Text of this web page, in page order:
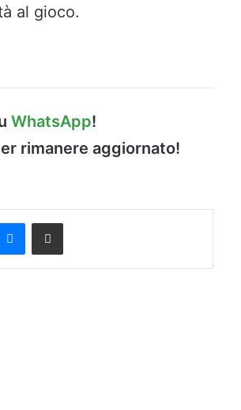
al gioco.
WhatsApp!
rimanere aggiornato!
Messenger
Condividi via Email